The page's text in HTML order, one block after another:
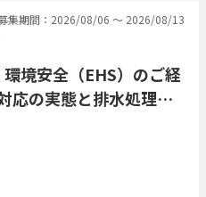
集期間：2026/08/06 〜 2026/08/13
境安全（EHS）のご経
応の実態と排水処理の